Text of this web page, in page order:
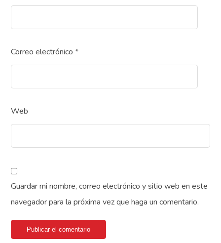
Correo electrónico*
Web
Guardar mi nombre, correo electrónico y sitio web en este
navegador para la próxima vez que haga un comentario.
Publicar el comentario